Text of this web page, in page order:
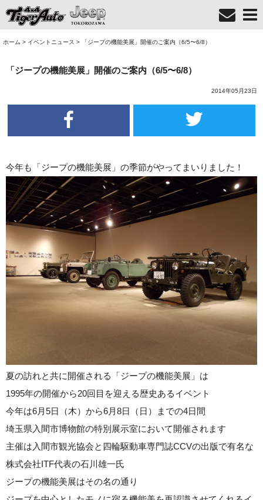
ホーム > イベントニュース > 「ジープの機能美展」開催のご案内（6/5〜6/8）
「ジープの機能美展」開催のご案内（6/5〜6/8）
2014年05月23日
今年も「ジープの機能美展」の季節がやってまいりました！
夏の訪れと共に開催される「ジープの機能美展」は
1995年の開催から20回目を迎える歴史あるイベント
今年は6月5日（木）から6月8日（日）までの4日間
埼玉県入間市博物館の特別展示室において開催されます
主催は入間市観光協会と四輪駆動車専門誌CCVの出版で有名な
株式会社ITF代表の石川雄一氏
ジープの機能美展はその名の通り